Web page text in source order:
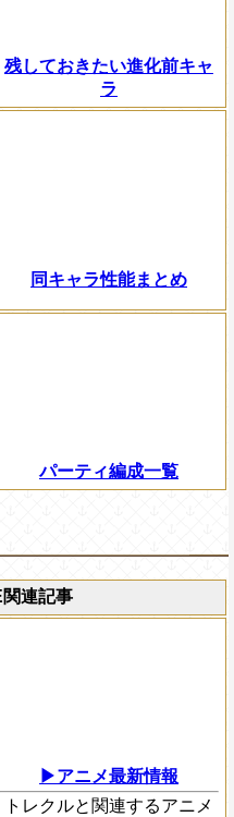
残しておきたい進化前キャ
ラ
同キャラ性能まとめ
パーティ編成一覧
連記事
▶アニメ最新情報
トレクルと関連するアニメ